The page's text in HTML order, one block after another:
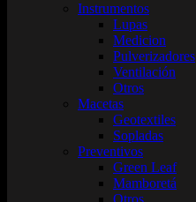
Instrumentos
Lupas
Medicion
Pulverizadores
Ventilación
Otros
Macetas
Geotextiles
Sopladas
Preventivos
Green Leaf
Mamboretá
Otros